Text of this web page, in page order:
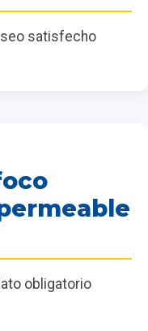
satisfecho
obligatorio